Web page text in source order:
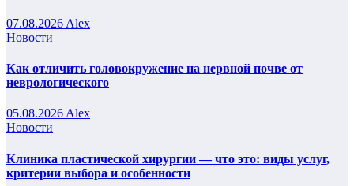
07.08.2026 Alex
Новости
Как отличить головокружение на нервной почве от
неврологического
05.08.2026 Alex
Новости
Клиника пластической хирургии — что это: виды услуг,
критерии выбора и особенности